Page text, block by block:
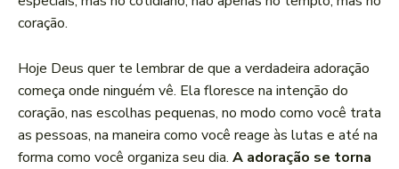
coração.
Hoje Deus quer te lembrar de que a verdadeira adoração
começa onde ninguém vê. Ela floresce na intenção do
coração, nas escolhas pequenas, no modo como você trata
as pessoas, na maneira como você reage às lutas e até na
forma como você organiza seu dia. A adoração se torna